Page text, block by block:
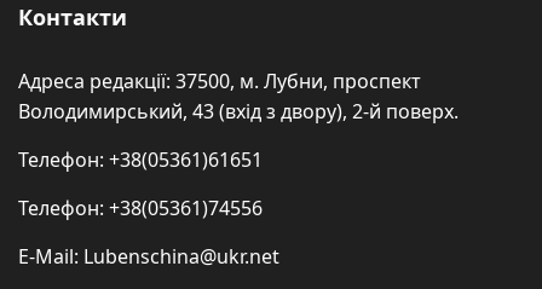
Контакти
Адреса редакції: 37500, м. Лубни, проспект
Володимирський, 43 (вхід з двору), 2-й поверх.
Телефон: +38(05361)61651
Телефон: +38(05361)74556
E-Mail: Lubenschina@ukr.net